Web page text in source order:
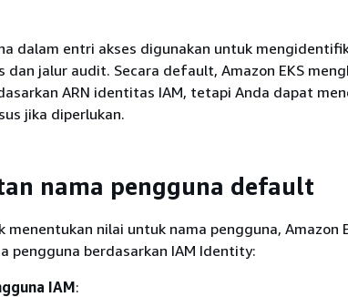
dalam entri akses digunakan untuk
dan jalur audit. Secara default, Amazon EKS
ARN identitas IAM, tetapi Anda dapat
jika diperlukan.
nama pengguna default
menentukan nilai untuk nama pengguna, Amazon
pengguna berdasarkan IAM Identity:
IAM: